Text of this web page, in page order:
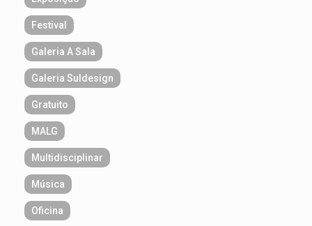
Festival
Galeria A Sala
Galeria Suldesign
Gratuito
MALG
Multidisciplinar
Música
Oficina